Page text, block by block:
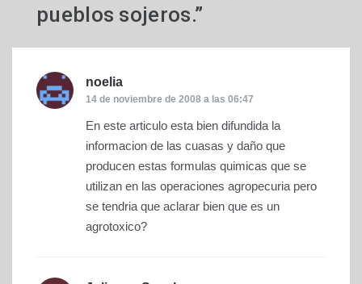
pueblos sojeros.”
noelia
14 de noviembre de 2008 a las 06:47
En este articulo esta bien difundida la
informacion de las cuasas y daño que
producen estas formulas quimicas que se
utilizan en las operaciones agropecuria pero
se tendria que aclarar bien que es un
agrotoxico?